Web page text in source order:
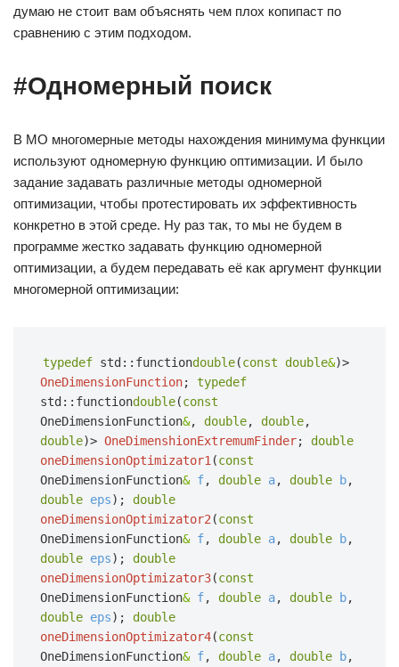
думаю не стоит вам объяснять чем плох копипаст по
сравнению с этим подходом.
#Одномерный поиск
В МО многомерные методы нахождения минимума функции
используют одномерную функцию оптимизации. И было
задание задавать различные методы одномерной
оптимизации, чтобы протестировать их эффективность
конкретно в этой среде. Ну раз так, то мы не будем в
программе жестко задавать функцию одномерной
оптимизации, а будем передавать её как аргумент функции
многомерной оптимизации:
typedef std::functiondouble(const double&)>
OneDimensionFunction;
typedef
std::functiondouble(const
OneDimensionFunction&, double, double,
double)> OneDimenshionExtremumFinder;
double
oneDimensionOptimizator1 (const
OneDimensionFunction& f, double a, double b,
double eps);
double
oneDimensionOptimizator2 (const
OneDimensionFunction& f, double a, double b,
double eps);
double
oneDimensionOptimizator3(const
OneDimensionFunction& f, double a, double b,
double eps);
double
oneDimensionOptimizator4(const
OneDimensionFunction& f, double a, double b,